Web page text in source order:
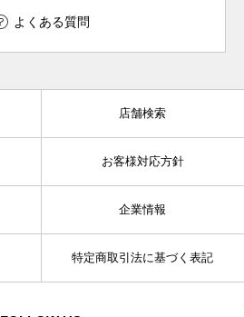
よくある質問
店舗検索
お客様対応方針
企業情報
特定商取引法に基づく表記